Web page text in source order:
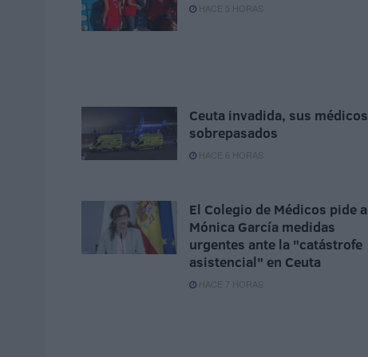
HACE 5 HORAS
Ceuta invadida, sus médicos
sobrepasados
HACE 6 HORAS
El Colegio de Médicos pide a
Mónica García medidas
urgentes ante la "catástrofe
asistencial" en Ceuta
HACE 7 HORAS